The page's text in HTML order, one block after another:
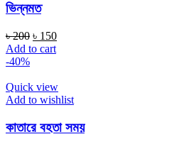
ভিন্নমত
৳200 ৳ 150
Add to cart
-40%
Quick view
Add to wishlist
কাতারে বহতা সময়